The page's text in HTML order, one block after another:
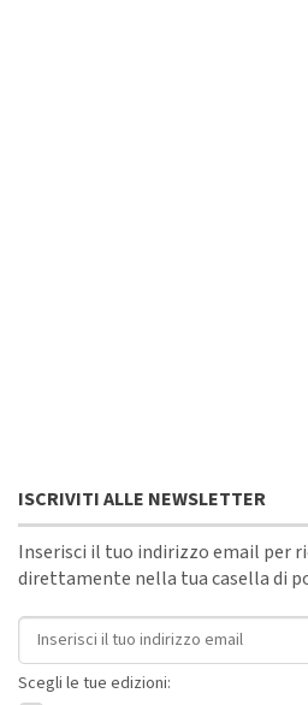
ISCRIVITI ALLE NEWSLETTER
Inserisci il tuo indirizzo email per
direttamente nella tua casella di
Indirizzo email
Scegli le tue edizioni: